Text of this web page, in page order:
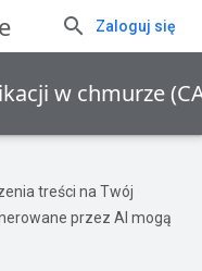
Zaloguj się
w chmurze
treści na Twój
przez AI mogą